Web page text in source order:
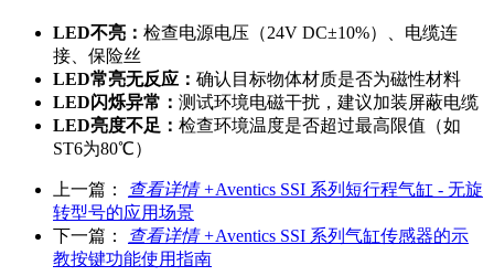
LED不亮： 检查电源电压（24V DC±10%）、电缆连
接、保险丝
LED常亮无反应： 确认目标物体材质是否为磁性材料
LED闪烁异常： 测试环境电磁干扰，建议加装屏蔽电缆
LED亮度不足： 检查环境温度是否超过最高限值（如
ST6为80℃）
上一篇： 查看详情 +Aventics SSI 系列短行程气缸 - 无旋
转型号的应用场景
下一篇：
查看详情 +Aventics SSI 系列气缸传感器的示
教按键功能使用指南